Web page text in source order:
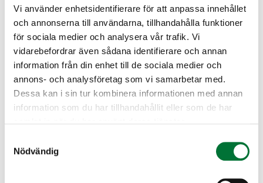
Vi använder enhetsidentifierare för att anpassa innehållet
och annonserna till användarna, tillhandahålla funktioner
för sociala medier och analysera vår trafik. Vi
vidarebefordrar även sådana identifierare och annan
information från din enhet till de sociala medier och
annons- och analysföretag som vi samarbetar med.
Dessa kan i sin tur kombinera informationen med annan
information som du har tillhandahållit eller som de har
Nödvändig
– Det viktigaste sättet att förhindra björnbesök i trädgårdar
är att hålla omgivningen städat och se till att där inte finns
någon lämplig föda för björnar, påminner Nyholm.
I nuläget har björnarna i regel gått i ide, och den aktiva
björnsäsongen är över. Nästa fas av försöket inleds på våren
när björnarna vaknar upp ur sin vintersömn och rör sig i
närheten av bebyggelse.